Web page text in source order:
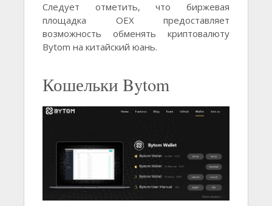
Следует отметить, что биржевая
площадка OEX предоставляет
возможность обменять криптовалюту
Bytom на китайский юань.
Кошельки Bytom